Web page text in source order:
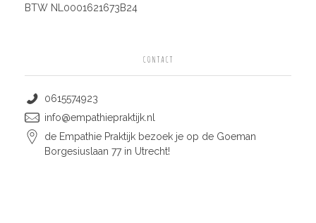
BTW NL0001621673B24
CONTACT
0615574923
info@empathiepraktijk.nl
de Empathie Praktijk bezoek je op de Goeman
Borgesiuslaan 77 in Utrecht!